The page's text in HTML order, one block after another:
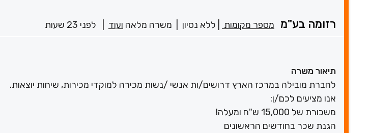
רזומה בע"מ מספר מקומות ללא נסיון משרה מלאה ועוד לפני 23 שעות
תיאור משרה
לחברת מובילה במרכז הארץ דרושים/ות אנשי /נשות מכירה למוקדי מכירות, שיחות יוצאות.
אנו מציעים לכם/ן:
משכורת של 15,000 ש"ח ומעלה!
‏הגנת שכר בחודשים הראשונים